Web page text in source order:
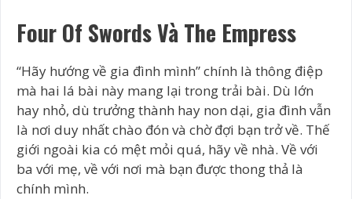
Four Of Swords Và The Empress
“Hãy hướng về gia đình mình” chính là thông điệp
mà hai lá bài này mang lại trong trải bài. Dù lớn
hay nhỏ, dù trưởng thành hay non dại, gia đình vẫn
là nơi duy nhất chào đón và chờ đợi bạn trở về. Thế
giới ngoài kia có mệt mỏi quá, hãy về nhà. Về với
ba với mẹ, về với nơi mà bạn được thong thả là
chính mình.